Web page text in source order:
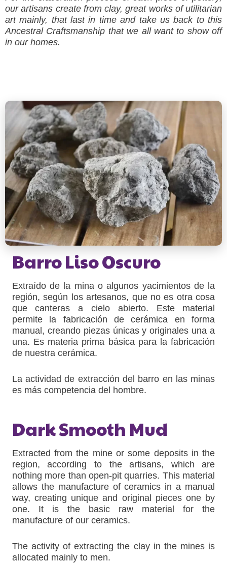
our artisans create from clay, great works of utilitarian
art mainly, that last in time and take us back to this
Ancestral Craftsmanship that we all want to show off
in our homes.
Barro Liso Oscuro
Extraído de la mina o algunos yacimientos de la
región, según los artesanos, que no es otra cosa
que canteras a cielo abierto. Este material
permite la fabricación de cerámica en forma
manual, creando piezas únicas y originales una a
una. Es materia prima básica para la fabricación
de nuestra cerámica.
La actividad de extracción del barro en las minas
es más competencia del hombre.
Dark Smooth Mud
Extracted from the mine or some deposits in the
region, according to the artisans, which are
nothing more than open-pit quarries. This material
allows the manufacture of ceramics in a manual
way, creating unique and original pieces one by
one. It is the basic raw material for the
manufacture of our ceramics.
The activity of extracting the clay in the mines is
allocated mainly to men.